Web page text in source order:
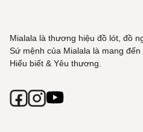
Mialala là thương hiệu đồ lót, đồ
Sứ mệnh của Mialala là mang
Hiểu biết & Yêu thương.